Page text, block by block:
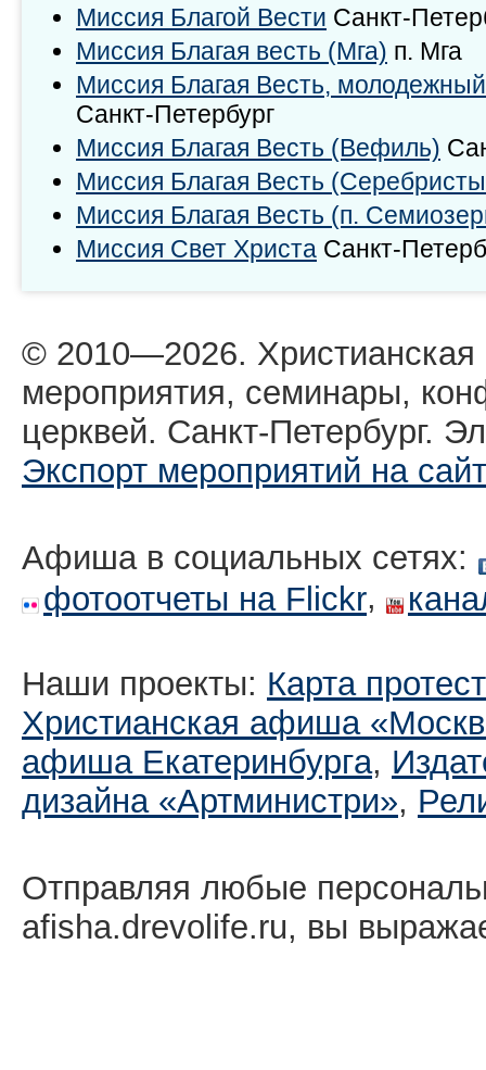
Миссия Благой Вести Санкт-
Миссия Благая весть (Мга) п. Мга
Миссия Благая Весть,
Санкт-Петербург
Миссия Благая Весть (Вефиль)
Миссия Благая Весть
Миссия Благая Весть (п.
Миссия Свет Христа Санкт-
© 2010—2026.
мероприятия, семинары,
церквей. Санкт-Петербург.
Экспорт мероприятий на сайт
Афиша в социальных сетях:
фотоотчеты на Flickr,
Наши проекты: Карта
Христианская афиша
афиша Екатеринбургa,
дизайна «Артминистри»,
Отправляя любые
afisha.drevolife.ru, вы